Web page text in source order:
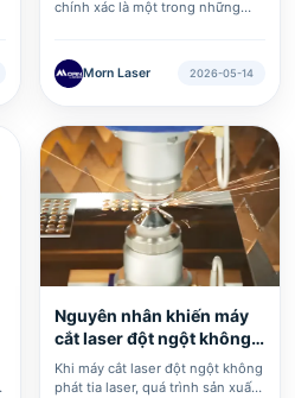
chính xác là một trong những
bao gồm khe cắt bị mở rộng, xỉ
bám nghiêm trọng ở mép cắt và
hoàn toàn được các tấm vật liệu
dày. Chỉ cần tiêu điểm lệch 0,1
mm cũng có thể làm độ nhám
của bề mặt cắt tăng hơn 30%.
Morn Laser 2026-05-14
Nguyên nhân khiến máy
cắt laser đột ngột không
phá···
​Khi máy cắt laser đột ngột không
phát tia laser, quá trình sản xuất